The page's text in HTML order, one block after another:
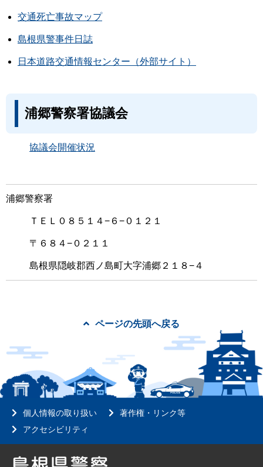
交通死亡事故マップ
島根県警事件日誌
日本道路交通情報センター（外部サイト）
浦郷警察署協議会
協議会開催状況
浦郷警察署
ＴＥＬ０８５１４−６−０１２１
〒６８４−０２１１
島根県隠岐郡西ノ島町大字浦郷２１８−４
ページの先頭へ戻る
個人情報の取り扱い
著作権・リンク等
アクセシビリティ